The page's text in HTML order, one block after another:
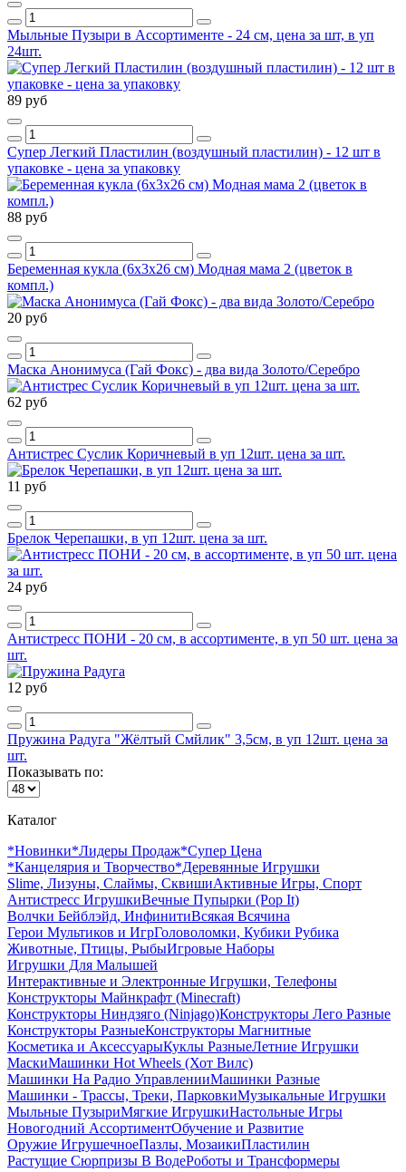
Мыльные Пузыри в Ассортименте - 24 см, цена за шт, в уп
24шт.
89 руб
Супер Легкий Пластилин (воздушный пластилин) - 12 шт в
упаковке - цена за упаковку
88 руб
Беременная кукла (6х3х26 см) Модная мама 2 (цветок в
компл.)
20 руб
Маска Анонимуса (Гай Фокс) - два вида Золото/Серебро
62 руб
Антистрес Суслик Коричневый в уп 12шт. цена за шт.
11 руб
Брелок Черепашки, в уп 12шт. цена за шт.
24 руб
Антистресс ПОНИ - 20 см, в ассортименте, в уп 50 шт. цена за
шт.
12 руб
Пружина Радуга "Жёлтый Смйлик" 3,5см, в уп 12шт. цена за
шт.
Показывать по:
Каталог
*Новинки*Лидеры Продаж*Супер Цена
*Канцелярия и Творчество*Деревянные Игрушки
Slime, Лизуны, Слаймы, СквишиАктивные Игры, Спорт
Антистресс ИгрушкиВечные Пупырки (Pop It)
Волчки Бейблэйд, ИнфинитиВсякая Всячина
Герои Мультиков и ИгрГоловоломки, Кубики Рубика
Животные, Птицы, РыбыИгровые Наборы
Игрушки Для Малышей
Интерактивные и Электронные Игрушки, Телефоны
Конструкторы Майнкрафт (Minecraft)
Конструкторы Ниндзяго (Ninjago)Конструкторы Лего Разные
Конструкторы РазныеКонструкторы Магнитные
Косметика и АксессуарыКуклы РазныеЛетние Игрушки
МаскиМашинки Hot Wheels (Хот Вилс)
Машинки На Радио УправленииМашинки Разные
Машинки - Трассы, Треки, ПарковкиМузыкальные Игрушки
Мыльные ПузыриМягкие ИгрушкиНастольные Игры
Новогодний АссортиментОбучение и Развитие
Оружие ИгрушечноеПазлы, МозаикиПластилин
Растущие Сюрпризы В ВодеРоботы и Трансформеры